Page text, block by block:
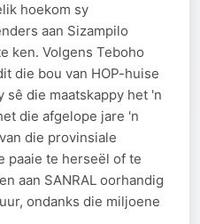
hoekom sy
aan Sizampilo
ken. Volgens Teboho
die bou van HOP-huise
sê die maatskappy het 'n
die afgelope jare 'n
die provinsiale
paaie te herseël of te
aan SANRAL oorhandig
ondanks die miljoene